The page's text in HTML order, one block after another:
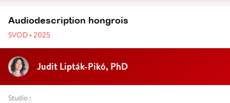
Audiodescription hongrois
SVOD • 2025
Judit Lipták-Pikó, PhD
Studio :